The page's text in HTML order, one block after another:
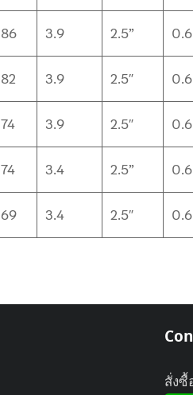
86 3.9 2.5”
82 3.9 2.5″
74 3.9 2.5″
74 3.4 2.5”
69 3.4 2.5″
สั่งซื้